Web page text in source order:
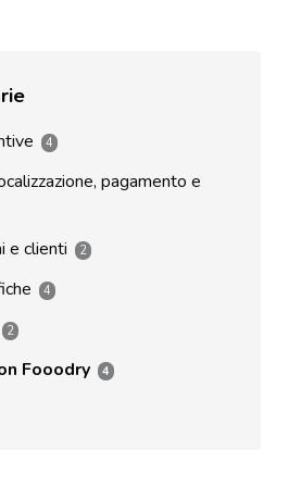
4
pagamento e
e clienti 2
4
2
Fooodry 4